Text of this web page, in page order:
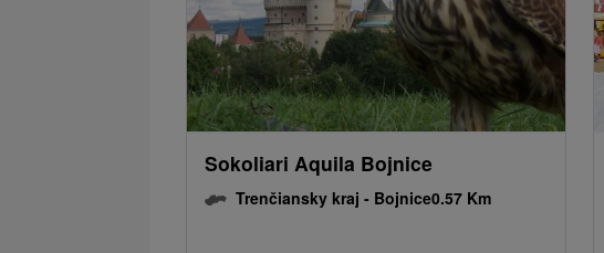
Sokoliari Aquila Bojnice
Trenčiansky kraj - Bojnice0.57 Km